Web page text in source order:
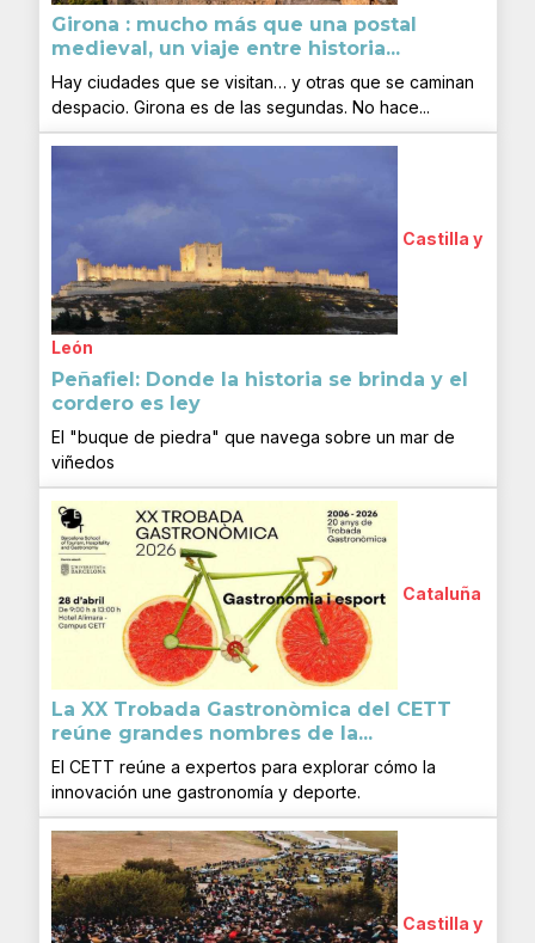
Girona : mucho más que una postal
medieval, un viaje entre historia...
Hay ciudades que se visitan… y otras que se caminan
despacio. Girona es de las segundas. No hace...
Castilla y
León
Peñafiel: Donde la historia se brinda y el
cordero es ley
El "buque de piedra" que navega sobre un mar de
viñedos
Cataluña
La XX Trobada Gastronòmica del CETT
reúne grandes nombres de la...
El CETT reúne a expertos para explorar cómo la
innovación une gastronomía y deporte.
Castilla y